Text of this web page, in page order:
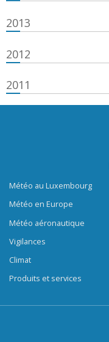
2013
2012
2011
Météo au Luxembourg
Météo en Europe
Météo aéronautique
Vigilances
Climat
Produits et services